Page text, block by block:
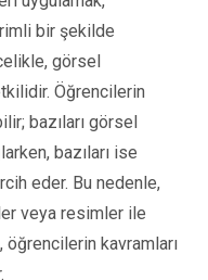
bir şekilde
görsel
Öğrencilerin
bazıları görsel
bazıları ise
eder. Bu nedenle,
veya resimler ile
kavramları